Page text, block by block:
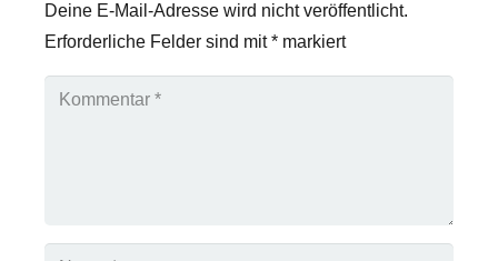
Deine E-Mail-Adresse wird nicht veröffentlicht.
Erforderliche Felder sind mit* markiert